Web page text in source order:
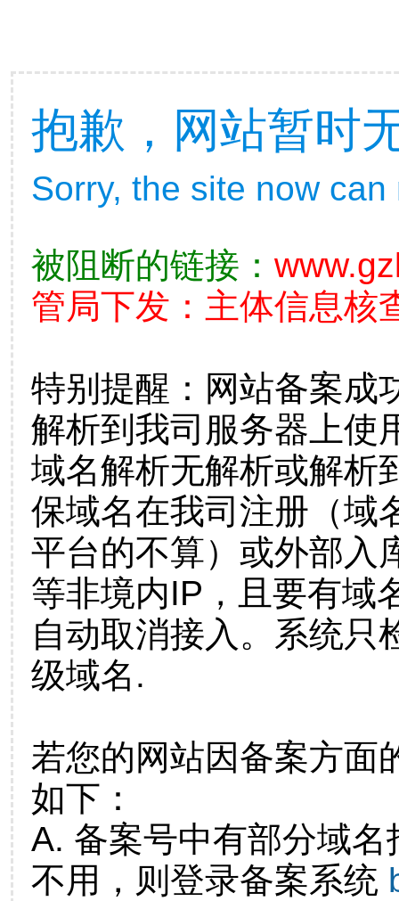
抱歉，网站暂时
Sorry, the site now
被阻断的链接：
管局下发：主体信息核
特别提醒：网站备案成
解析到我司服务器上使
域名解析无解析或解析
保域名在我司注册（域
平台的不算）或外部入
等非境内IP，且要有域
自动取消接入。系统只
级域名.
若您的网站因备案方面
如下：
A. 备案号中有部分域
不用，则登录备案系统